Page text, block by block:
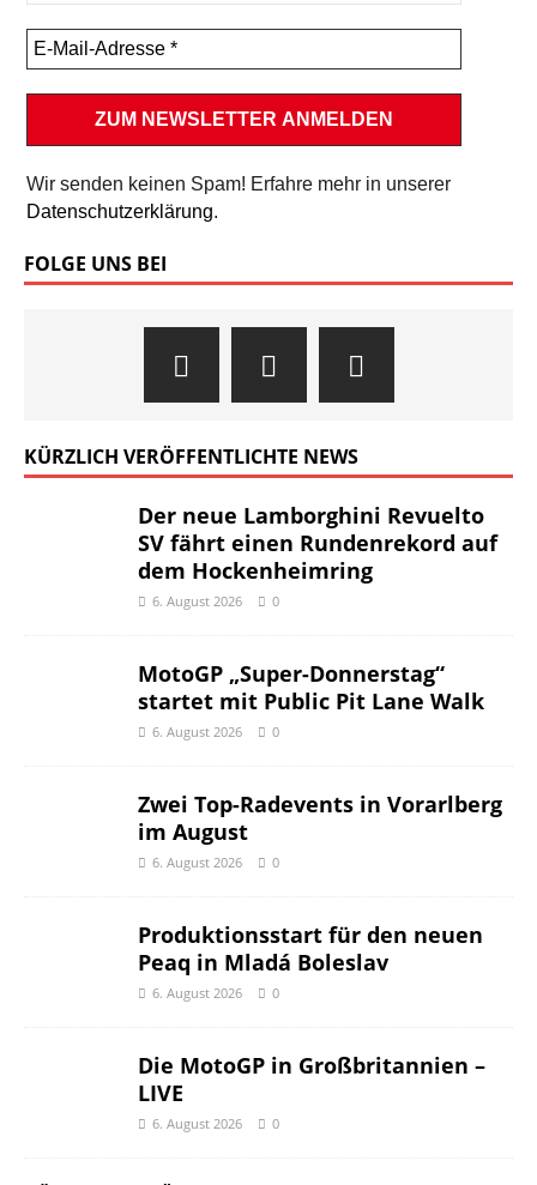
Wir senden keinen Spam! Erfahre mehr in unserer
Datenschutzerklärung.
FOLGE UNS BEI
KÜRZLICH VERÖFFENTLICHTE NEWS
Der neue Lamborghini Revuelto
SV fährt einen Rundenrekord auf
dem Hockenheimring
6. August 2026 0
MotoGP „Super-Donnerstag“
startet mit Public Pit Lane Walk
6. August 2026 0
Zwei Top-Radevents in Vorarlberg
im August
6. August 2026 0
Produktionsstart für den neuen
Peaq in Mladá Boleslav
6. August 2026 0
Die MotoGP in Großbritannien –
LIVE
6. August 2026 0